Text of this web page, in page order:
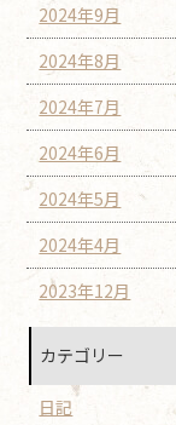
2024年9月
2024年8月
2024年7月
2024年6月
2024年5月
2024年4月
2023年12月
カテゴリー
日記